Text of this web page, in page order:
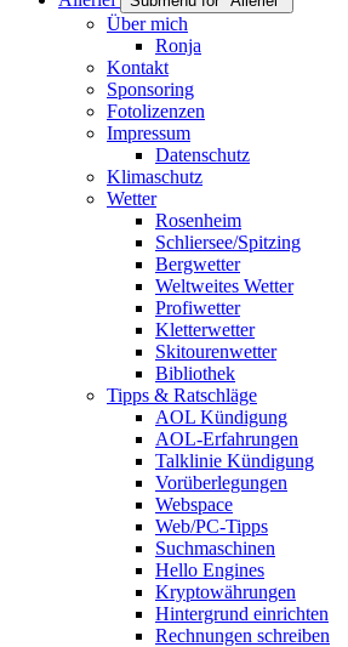
Über mich
Ronja
Kontakt
Sponsoring
Fotolizenzen
Impressum
Datenschutz
Klimaschutz
Wetter
Rosenheim
Schliersee/Spitzing
Bergwetter
Weltweites Wetter
Profiwetter
Kletterwetter
Skitourenwetter
Bibliothek
Tipps & Ratschläge
AOL Kündigung
AOL-Erfahrungen
Talklinie Kündigung
Vorüberlegungen
Webspace
Web/PC-Tipps
Suchmaschinen
Hello Engines
Kryptowährungen
Hintergrund einrichten
Rechnungen schreiben